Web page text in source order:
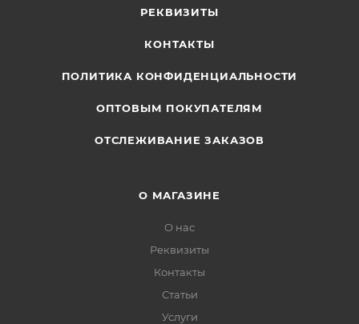
РЕКВИЗИТЫ
КОНТАКТЫ
ПОЛИТИКА КОНФИДЕНЦИАЛЬНОСТИ
ОПТОВЫМ ПОКУПАТЕЛЯМ
ОТСЛЕЖИВАНИЕ ЗАКАЗОВ
О МАГАЗИНЕ
О нас
Реквизиты
Контакты
Статьи
Услуги